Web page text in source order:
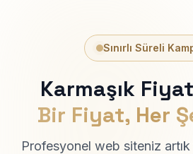
Sınırlı Süreli
Karmaşık
Bir Fiyat, Her
Profesyonel web siteniz